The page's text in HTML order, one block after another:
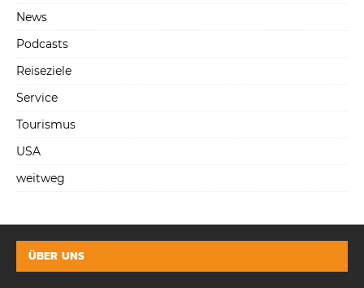
News
Podcasts
Reiseziele
Service
Tourismus
USA
weitweg
ÜBER UNS